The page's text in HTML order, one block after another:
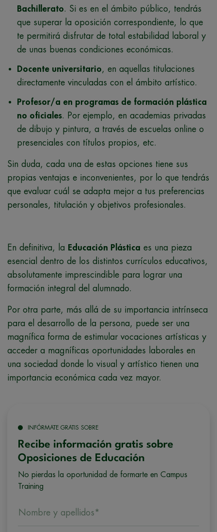
Bachillerato. Si es en el ámbito público, tendrás
que superar la oposición correspondiente, lo que
te permitirá disfrutar de total estabilidad laboral y
de unas buenas condiciones económicas.
Docente universitario, en aquellas titulaciones
directamente vinculadas con el ámbito artístico.
Profesor/a en programas de formación plástica
no oficiales. Por ejemplo, en academias privadas
de dibujo y pintura, a través de escuelas online o
presenciales con títulos propios, etc.
Sin duda, cada una de estas opciones tiene sus
propias ventajas e inconvenientes, por lo que tendrás
que evaluar cuál se adapta mejor a tus preferencias
personales, titulación y objetivos profesionales.
En definitiva, la Educación Plástica es una pieza
esencial dentro de los distintos currículos educativos,
absolutamente imprescindible para lograr una
formación integral del alumnado.
Por otra parte, más allá de su importancia intrínseca
para el desarrollo de la persona, puede ser una
magnífica forma de estimular vocaciones artísticas y
acceder a magníficas oportunidades laborales en
una sociedad donde lo visual y artístico tienen una
importancia económica cada vez mayor.
INFÓRMATE GRATIS SOBRE
Recibe información gratis sobre
Oposiciones de Educación
No pierdas la oportunidad de formarte en Campus
Training
Nombre y apellidos*